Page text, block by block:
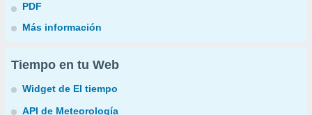
PDF
Más información
Tiempo en tu Web
Widget de El tiempo
API de Meteorología